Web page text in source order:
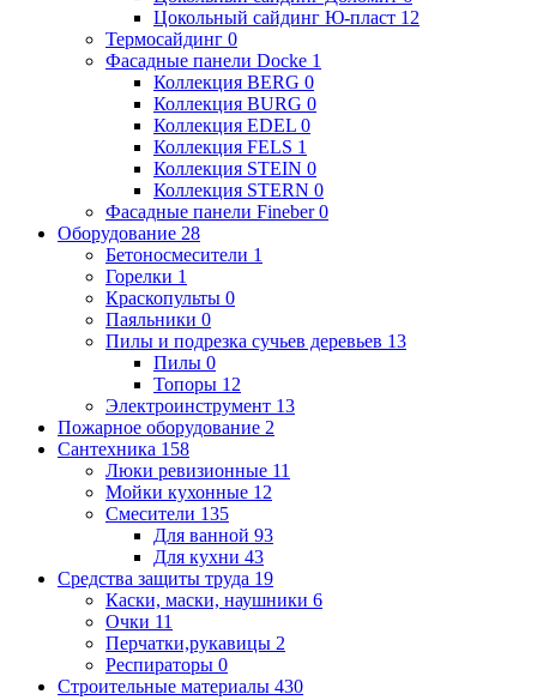
Цокольный сайдинг Ю-пласт 12
Термосайдинг 0
Фасадные панели Docke 1
Коллекция BERG 0
Коллекция BURG 0
Коллекция EDEL 0
Коллекция FELS 1
Коллекция STEIN 0
Коллекция STERN 0
Фасадные панели Fineber0
Оборудование 28
Бетоносмесители 1
Горелки 1
Краскопульты 0
Паяльники 0
Пилы и подрезка сучьев деревьев 13
Пилы 0
Топоры 12
Электроинструмент 13
Пожарное оборудование 2
Сантехника 158
Люки ревизионные 11
Мойки кухонные 12
Смесители 135
Для ванной 93
Для кухни 43
Средства защиты труда 19
Каски, маски, наушники 6
Очки 11
Перчатки,рукавицы 2
Респираторы 0
Строительные материалы 430